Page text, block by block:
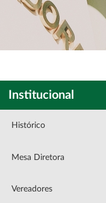
Institucional
Histórico
Mesa Diretora
Vereadores